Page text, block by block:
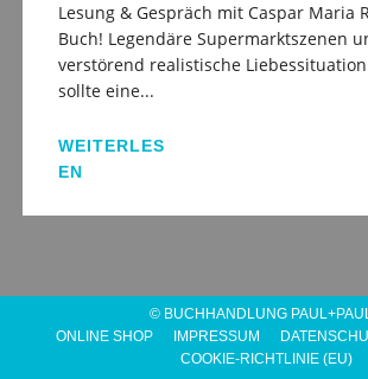
Lesung & Gespräch mit Caspar Maria
Buch! Legendäre Supermarktszenen
verstörend realistische
sollte eine...
WEITERLES
EN
© BUCHHANDLUNG
ONLINE SHOP
IMPRESSUM
COOKIE-RICHTLINIE (EU)